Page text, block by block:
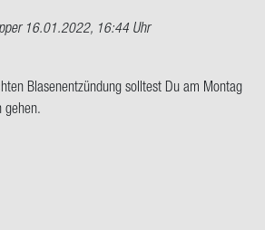
16.01.2022, 16:44 Uhr
Bla­sen­ent­zün­dung soll­test Du am Mon­tag